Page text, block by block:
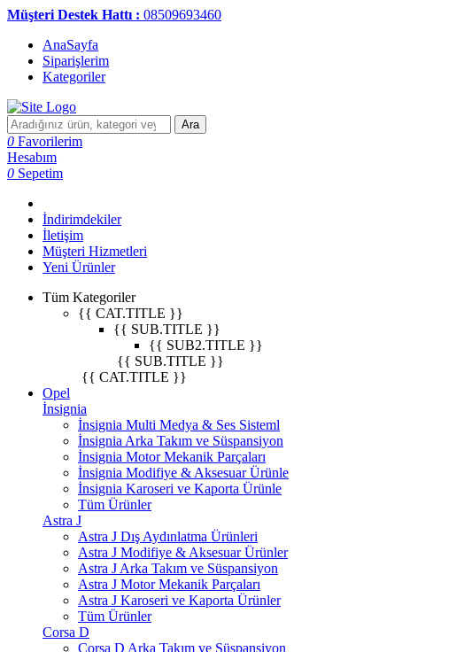
Müşteri Destek Hattı : 08509693460
AnaSayfa
Siparişlerim
Kategoriler
Ara
0 Favorilerim
Hesabım
0 Sepetim
İndirimdekiler
İletişim
Müşteri Hizmetleri
Yeni Ürünler
Tüm Kategoriler
{{ CAT.TITLE }}
{{ SUB.TITLE }}
{{ SUB2.TITLE }}
{{ SUB.TITLE }}
{{ CAT.TITLE }}
Opel
İnsignia
İnsignia Multi Medya & Ses Sisteml
İnsignia Arka Takım ve Süspansiyon
İnsignia Motor Mekanik Parçaları
İnsignia Modifiye & Aksesuar Ürünle
İnsignia Karoseri ve Kaporta Ürünle
Tüm Ürünler
Astra J
Astra J Dış Aydınlatma Ürünleri
Astra J Modifiye & Aksesuar Ürünler
Astra J Arka Takım ve Süspansiyon
Astra J Motor Mekanik Parçaları
Astra J Karoseri ve Kaporta Ürünler
Tüm Ürünler
Corsa D
Corsa D Arka Takım ve Süspansiyon